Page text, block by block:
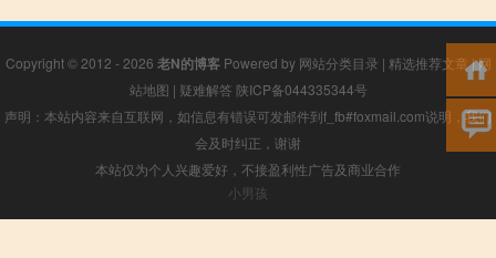
Copyright © 2012 - 2026 老N的博客Powered by 网站分类目录 | 精选推荐文章|网
站地图 | 疑难解答 陕ICP备044335344号
声明：本站内容来自互联网，如信息有错误可发邮件到f_fb#foxmail.com说明，我们
会及时纠正，谢谢
本站仅为个人兴趣爱好，不接盈利性广告及商业合作
小男孩